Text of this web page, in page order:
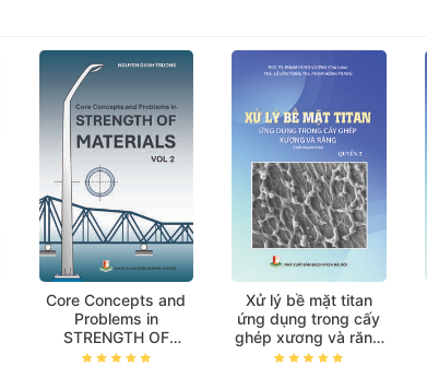
Core Concepts and
Problems in
STRENGTH OF
MATERIALS Vol 2
Xử lý bề mặt titan
ứng dụng trong cấy
ghép xương và răng
Quyển 2